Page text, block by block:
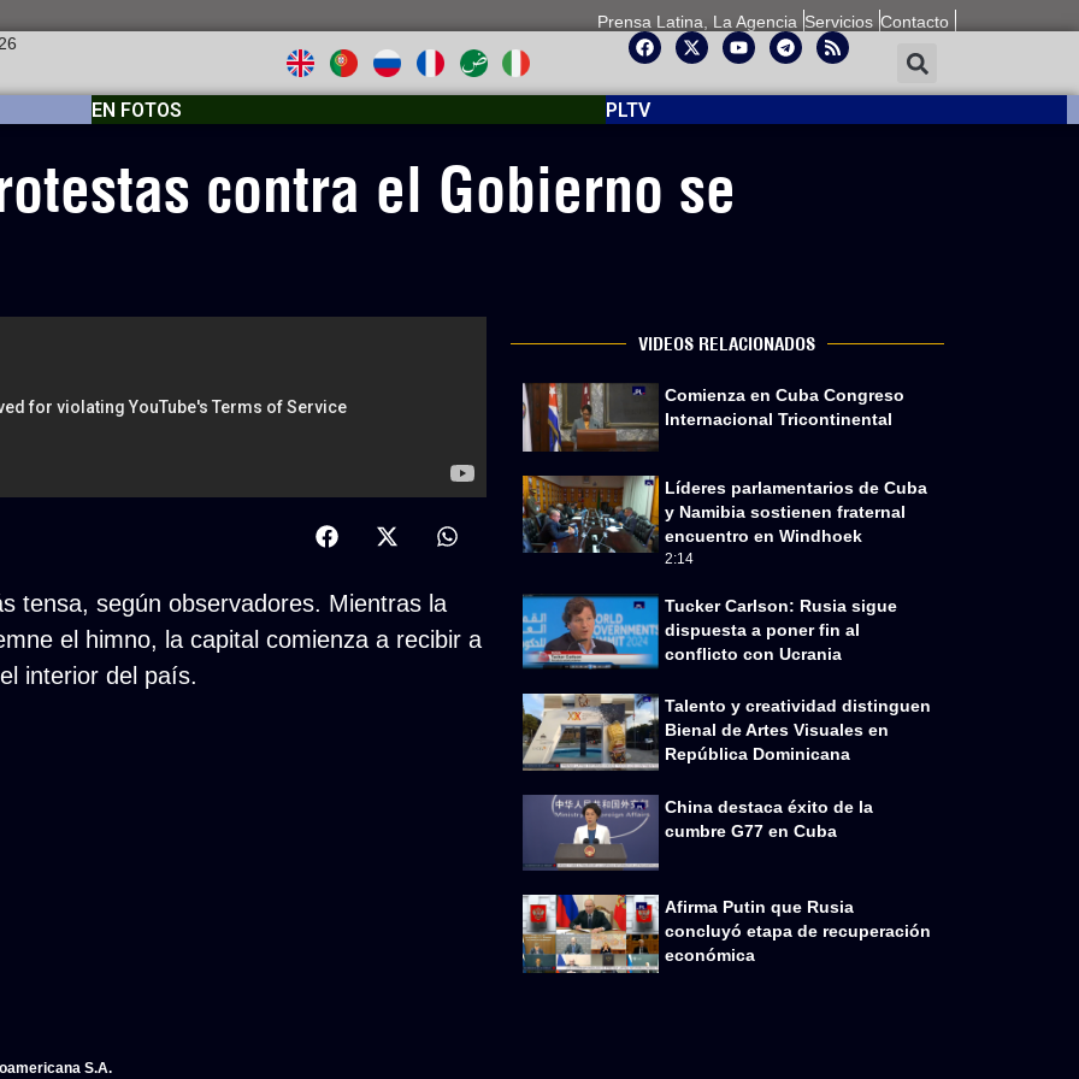
Prensa Latina, La Agencia Servicios Contacto
EN FOTOS PLTV
contra el Gobierno se
tensa, según observadores. Mientras la
el himno, la capital comienza a recibir a
interior del país.
VIDEOS RELACIONADOS
Comienza en Cuba Congreso
Internacional Tricontinental
Líderes parlamentarios de Cuba
y Namibia sostienen fraternal
encuentro en Windhoek
2:14
Tucker Carlson: Rusia sigue
dispuesta a poner fin al
conflicto con Ucrania
Talento y creatividad distinguen
Bienal de Artes Visuales en
República Dominicana
China destaca éxito de la
cumbre G77 en Cuba
Afirma Putin que Rusia
concluyó etapa de recuperación
económica
S.A.